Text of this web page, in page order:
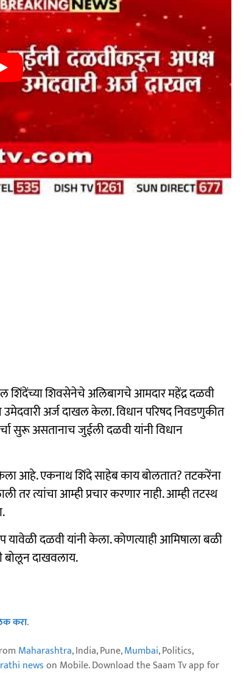
शिंदेंच्या शिवसेनेचे अलिबागचे आमदार महेंद्र दळवी
अर्ज दाखल केला. विधान परिषद निवडणुकीत
सुरू असतानाच जुईली दळवी यांनी विधान
आहे. एकनाथ शिंदे साहेब काय बोलतात? तटकरेंना
त्यांचा आम्ही प्रचार करणार नाही. आम्ही तटस्थ
दळवी यांनी केला. कोणत्याही आमिषाला बळी
बोलून दाखवलाय.
करा.
Maharashtra, India, Pune,Mumbai, Politics,
newson Mobile. Download the Saam Tv app for